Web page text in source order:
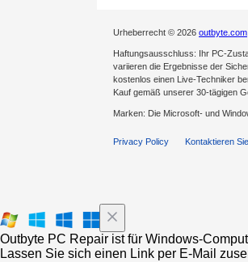
Urheberrecht © 2026 outbyte.com
Haftungsausschluss: Ihr PC-
variieren die Ergebnisse der
kostenlos einen Live-Techniker
Kauf gemäß unserer 30-tägigen
Marken: Die Microsoft- und
Privacy Policy Kontaktieren
Outbyte PC Repair ist für Windows-
Lassen Sie sich einen Link per E-Mail